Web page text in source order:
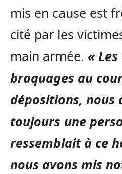
mis en cause est
cité par les
main armée. «
braquages au
dépositions, nous
toujours une
ressemblait à ce
nous avons mis